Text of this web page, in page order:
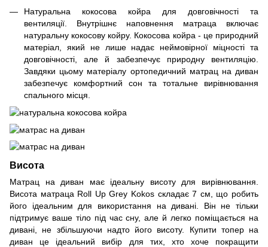
Натуральна кокосова койра для довговічності та
вентиляції. Внутрішнє наповнення матраца включає
натуральну кокосову койру. Кокосова койра - це природний
матеріал, який не лише надає неймовірної міцності та
довговічності, але й забезпечує природну вентиляцію.
Завдяки цьому матеріалу ортопедичний матрац на диван
забезпечує комфортний сон та тотальне вирівнювання
спального місця.
Висота
Матрац на диван має ідеальну висоту для вирівнювання.
Висота матраца Roll Up Grey Kokos складає 7 см, що робить
його ідеальним для використання на дивані. Він не тільки
підтримує ваше тіло під час сну, але й легко поміщається на
дивані, не збільшуючи надто його висоту. Купити топер на
диван це ідеальний вибір для тих, хто хоче покращити